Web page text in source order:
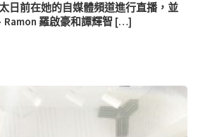
日前在她的自媒體頻道進行直播，並
Ramon 羅啟豪和譚輝智 […]